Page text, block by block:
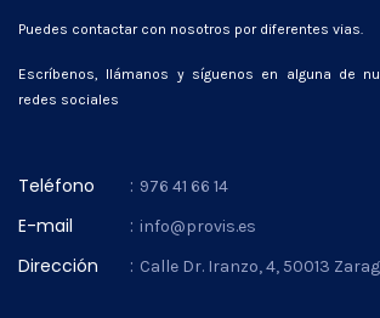
Puedes contactar con nosotros por diferentes vias.
Escríbenos, llámanos y síguenos en alguna de
redes sociales
Teléfono : 976 41 66 14
E-mail : info@provis.es
Dirección : Calle Dr. Iranzo, 4, 50013